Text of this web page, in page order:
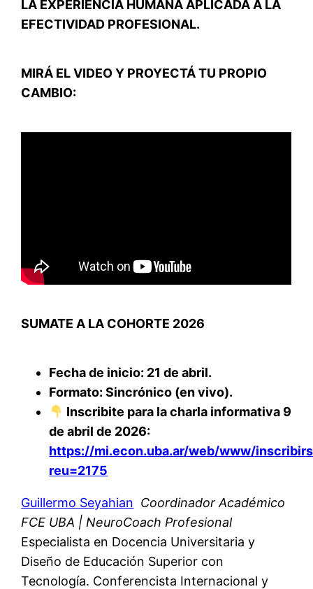
LA EXPERIENCIA HUMANA APLICADA A LA
EFECTIVIDAD PROFESIONAL.
MIRÁ EL VIDEO Y PROYECTÁ TU PROPIO
CAMBIO:
SUMATE A LA COHORTE 2026
Fecha de inicio: 21 de abril.
Formato: Sincrónico (en vivo).
Inscribite para la charla informativa 9
de abril de 2026:
https://mi.econ.uba.ar/web/www/
reu=2175
Guillermo Seyahian Coordinador Académico
FCE UBA | NeuroCoach Profesional
Especialista en Docencia Universitaria y
Diseño de Educación Superior con
Tecnología. Conferencista Internacional y